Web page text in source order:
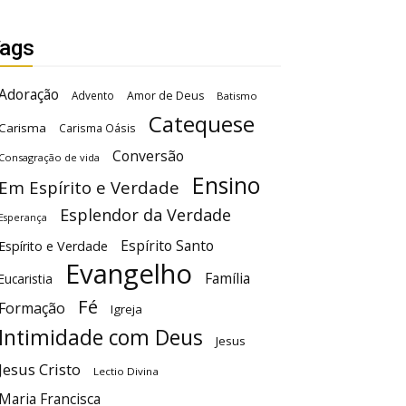
Advento Amor de Deus Batismo
Carisma Oásis Catequese
de vida Conversão
Espírito e Verdade Ensino
Esplendor da Verdade
e Verdade Espírito Santo
Evangelho
Família
Fé Igreja
com Deus Jesus
Cristo Lectio Divina
Francisca